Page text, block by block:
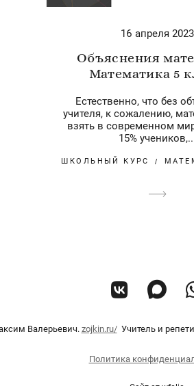
16 апреля 2023
Объяснения
Математика 5
Естественно, что без
учителя, к сожалению,
взять в современном
15%
ШКОЛЬНЫЙ КУРС
Валерьевич.zojkin.ru/Учитель и
Политика